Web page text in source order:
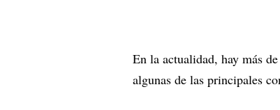
En la actualidad, hay más de
algunas de las principales